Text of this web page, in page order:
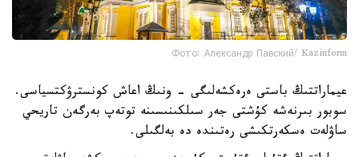
Фото: Александр Павский/ Kazinform
عيماراتتىڭ باستى ەرەكشەلىگى - ونىڭ اعاش كونسترۋكتسياسى.
سوبور بىرنەشە كۇشتى جەر سىلكىنىسىنە توتەپ بەرگەن تاريحي
ساۋلەت ەسكەرتكىشى رەتىندە دە بەلگىلى.